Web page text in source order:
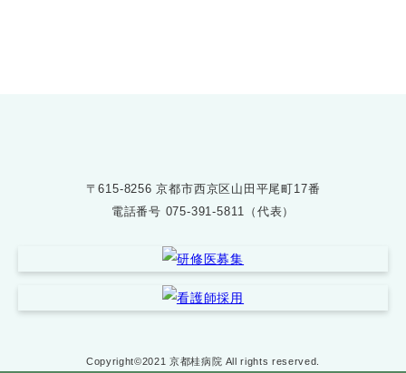
〒615-8256 京都市西京区山田平尾町17番
電話番号 075-391-5811（代表）
Copyright©2021 京都桂病院 All rights reserved.